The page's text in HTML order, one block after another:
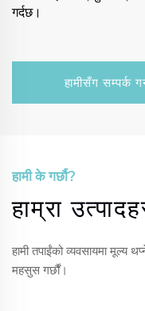
गर्दछ।
हामीसँग सम्पर्क
हामी के गर्छौ?
हाम्रा
हामी तपाईंको व्यवसायमा मूल्य
महसुस गर्छौं।